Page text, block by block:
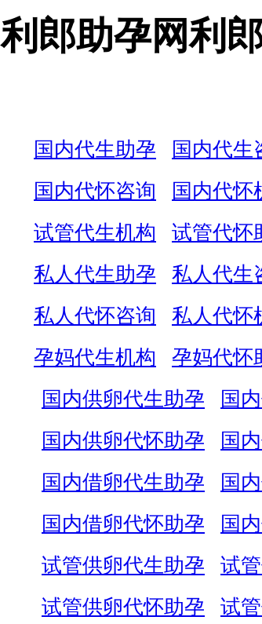
利郎助孕网利
国内代生助孕 国内代生
国内代怀咨询
国内代怀
试管代生机构
试管代怀
私人代生助孕
私人代生
私人代怀咨询
私人代怀
孕妈代生机构
孕妈代怀
国内供卵代生助孕
国
国内供卵代怀助孕
国
国内借卵代生助孕
国
国内借卵代怀助孕
国
试管供卵代生助孕
试
试管供卵代怀助孕
试